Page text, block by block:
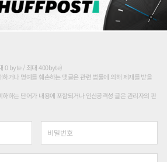
0 byte / 최대 400byte)
거나 명예를 훼손하는 댓글은 관련 법률에 의해 제재를 받을
하는 단어가 내용에 포함되거나 인신공격성 글은 관리자의 판